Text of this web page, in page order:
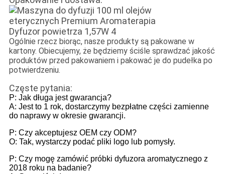
Ogólnie rzecz biorąc, nasze produkty są pakowane w
kartony. Obiecujemy, że będziemy ściśle sprawdzać jakość
produktów przed pakowaniem i pakować je do pudełka po
potwierdzeniu.
Częste pytania:
P: Jak długa jest gwarancja?
A: Jest to 1 rok, dostarczymy bezpłatne części zamienne
do naprawy w okresie gwarancji.
P: Czy akceptujesz OEM czy ODM?
O: Tak, wystarczy podać pliki logo lub pomysły.
P: Czy mogę zamówić próbki dyfuzora aromatycznego z
2018 roku na badanie?